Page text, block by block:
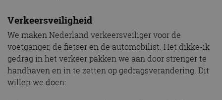
Verkeersveiligheid
We maken Nederland verkeersveiliger voor de
voetganger, de fietser en de automobilist. Het dikke-ik
gedrag in het verkeer pakken we aan door strenger te
handhaven en in te zetten op gedragsverandering. Dit
willen we doen: